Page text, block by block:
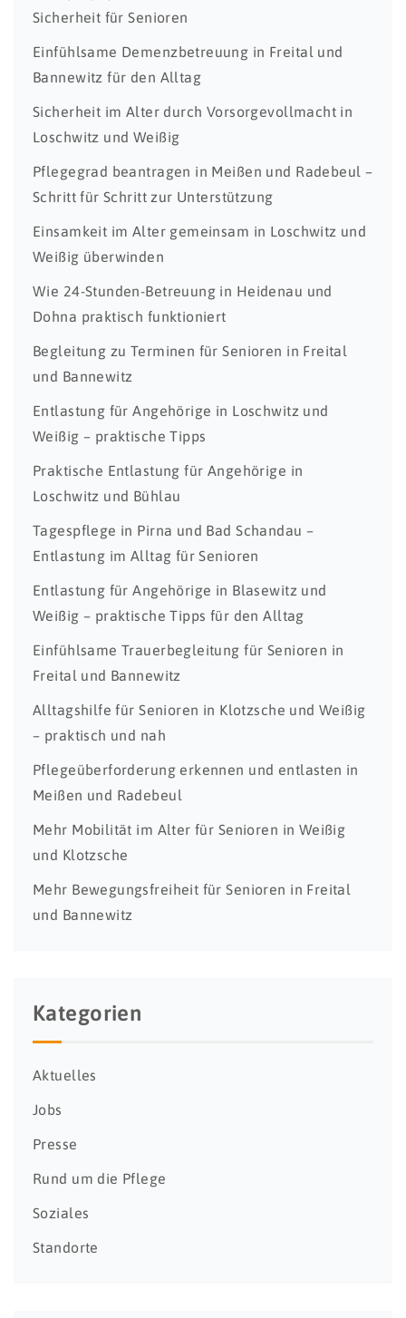
Sicherheit für Senioren
Einfühlsame Demenzbetreuung in Freital und
Bannewitz für den Alltag
Sicherheit im Alter durch Vorsorgevollmacht in
Loschwitz und Weißig
Pflegegrad beantragen in Meißen und Radebeul –
Schritt für Schritt zur Unterstützung
Einsamkeit im Alter gemeinsam in Loschwitz und
Weißig überwinden
Wie 24-Stunden-Betreuung in Heidenau und
Dohna praktisch funktioniert
Begleitung zu Terminen für Senioren in Freital
und Bannewitz
Entlastung für Angehörige in Loschwitz und
Weißig – praktische Tipps
Praktische Entlastung für Angehörige in
Loschwitz und Bühlau
Tagespflege in Pirna und Bad Schandau –
Entlastung im Alltag für Senioren
Entlastung für Angehörige in Blasewitz und
Weißig – praktische Tipps für den Alltag
Einfühlsame Trauerbegleitung für Senioren in
Freital und Bannewitz
Alltagshilfe für Senioren in Klotzsche und Weißig
– praktisch und nah
Pflegeüberforderung erkennen und entlasten in
Meißen und Radebeul
Mehr Mobilität im Alter für Senioren in Weißig
und Klotzsche
Mehr Bewegungsfreiheit für Senioren in Freital
und Bannewitz
Kategorien
Aktuelles
Jobs
Presse
Rund um die Pflege
Soziales
Standorte